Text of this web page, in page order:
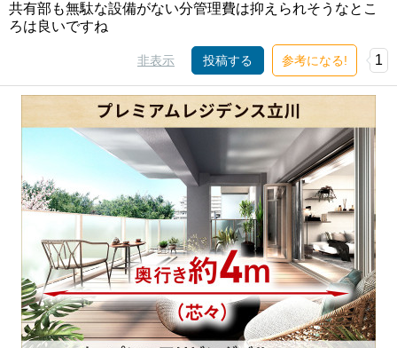
共有部も無駄な設備がない分管理費は抑えられそうなとこ
ろは良いですね
非表示 投稿する 参考になる! 1